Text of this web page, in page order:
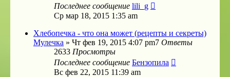
Последнее сообщение lili_g
Ср мар 18, 2015 1:35 am
Хлебопечка - что она может (рецепты и секреты)
Мулечка » Чт фев 19, 2015 4:07 pm7 Ответы
2633 Просмотры
Последнее сообщение Бензопила
Вс фев 22, 2015 11:39 am